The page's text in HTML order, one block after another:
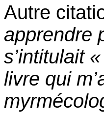
Autre
apprendre
s’intitulait
livre qui